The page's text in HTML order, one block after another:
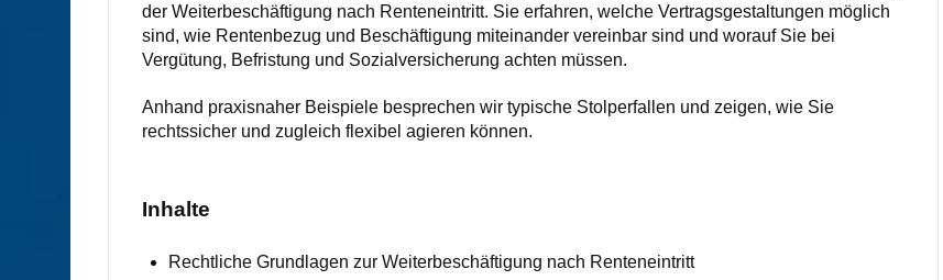
der Weiterbeschäftigung nach Renteneintritt. Sie erfahren, welche Vertragsgestaltungen möglich
sind, wie Rentenbezug und Beschäftigung miteinander vereinbar sind und worauf Sie bei
Vergütung, Befristung und Sozialversicherung achten müssen.
Anhand praxisnaher Beispiele besprechen wir typische Stolperfallen und zeigen, wie Sie
rechtssicher und zugleich flexibel agieren können.
Inhalte
Rechtliche Grundlagen zur Weiterbeschäftigung nach Renteneintritt